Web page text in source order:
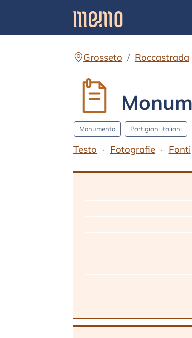
Grosseto Roccastrada
Monumento Partigiani italiani
Testo Fotografie Fonti